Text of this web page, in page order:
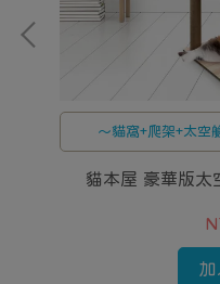
～貓窩+爬架+太空
貓本屋 豪華版太
加